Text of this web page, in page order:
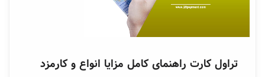
تراول کارت راهنمای کامل مزایا انواع و کارمزد